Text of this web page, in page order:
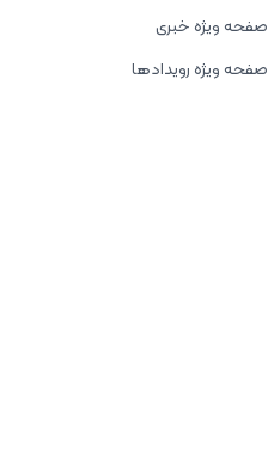
صفحه ویژه خبری
صفحه ویژه رویدادها